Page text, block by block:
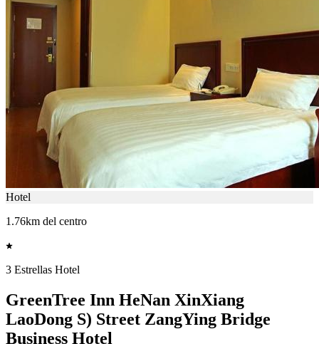
Hotel
1.76km del centro
3 Estrellas Hotel
GreenTree Inn HeNan XinXiang
LaoDong S) Street ZangYing Bridge
Business Hotel